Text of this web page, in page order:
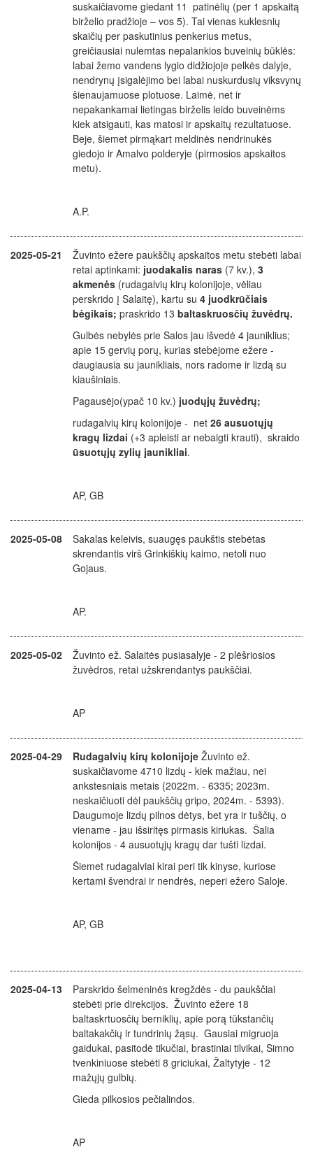
suskaičiavome giedant 11 patinėlių (per 1 apskaitą
birželio pradžioje – vos 5). Tai vienas kuklesnių
skaičių per paskutinius penkerius metus,
greičiausiai nulemtas nepalankios buveinių būklės:
labai žemo vandens lygio didžiojoje pelkės dalyje,
nendrynų įsigalėjimo bei labai nuskurdusių viksvynų
šienaujamuose plotuose. Laimė, net ir
nepakankamai lietingas birželis leido buveinėms
kiek atsigauti, kas matosi ir apskaitų rezultatuose.
Beje, šiemet pirmąkart meldinės nendrinukės
giedojo ir Amalvo polderyje (pirmosios apskaitos
metu).
A.P.
2025-05-21
Žuvinto ežere paukščių apskaitos metu stebėti labai
retai aptinkami: juodakalis naras (7 kv.), 3
akmenės (rudagalvių kirų kolonijoje, vėliau
perskrido į Salaitę), kartu su 4 juodkrūčiais
bėgikais; praskrido 13 baltaskruosčių žuvėdrų.
Gulbės nebylės prie Salos jau išvedė 4 jauniklius;
apie 15 gervių porų, kurias stebėjome ežere -
daugiausia su jaunikliais, nors radome ir lizdą su
kiaušiniais.
Pagausėjo(ypač 10 kv.) juodųjų žuvėdrų;
rudagalvių kirų kolonijoje - net 26 ausuotųjų
kragų lizdai (+3 apleisti ar nebaigti krauti), skraido
ūsuotųjų zylių jaunikliai.
AP, GB
2025-05-08
Sakalas keleivis, suaugęs paukštis stebėtas
skrendantis virš Grinkiškių kaimo, netoli nuo
Gojaus.
AP.
2025-05-02
Žuvinto ež. Salaitės pusiasalyje - 2 plėšriosios
žuvėdros, retai užskrendantys paukščiai.
AP
2025-04-29 Rudagalvių kirų kolonijoje Žuvinto ež.
suskaičiavome 4710 lizdų - kiek mažiau, nei
ankstesniais metais (2022m. - 6335; 2023m.
neskaičiuoti dėl paukščių gripo, 2024m. - 5393).
Daugumoje lizdų pilnos dėtys, bet yra ir tuščių, o
viename - jau išsiritęs pirmasis kiriukas. Šalia
kolonijos - 4 ausuotųjų kragų dar tušti lizdai.
Šiemet rudagalviai kirai peri tik kinyse, kuriose
kertami švendrai ir nendrės, neperi ežero Saloje.
AP, GB
2025-04-13
Parskrido šelmeninės kregždės - du paukščiai
stebėti prie direkcijos. Žuvinto ežere 18
baltaskrtuosčių berniklių, apie porą tūkstančių
baltakakčių ir tundrinių žąsų. Gausiai migruoja
gaidukai, pasitodė tikučiai, brastiniai tilvikai, Simno
tvenkiniuose stebėti 8 griciukai, Žaltytyje - 12
mažųjų gulbių.
Gieda pilkosios pečialindos.
AP